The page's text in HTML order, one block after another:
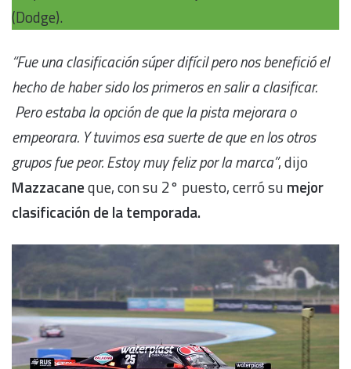
(Dodge).
“Fue una clasificación súper difícil pero nos benefició el
hecho de haber sido los primeros en salir a clasificar.
Pero estaba la opción de que la pista mejorara o
empeorara. Y tuvimos esa suerte de que en los otros
grupos fue peor. Estoy muy feliz por la marca”, dijo
Mazzacaneque, con su 2° puesto, cerró su mejor
clasificación de la temporada.